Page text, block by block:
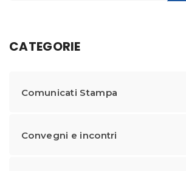
CATEGORIE
Comunicati Stampa
Convegni e incontri